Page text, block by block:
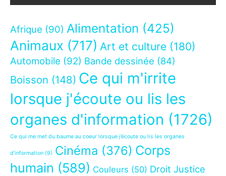
Afrique (90) Alimentation (425)
Animaux (717) Art et culture (180)
Automobile (92) Bande dessinée (84)
Boisson (148) Ce qui m'irrite
lorsque j'écoute ou lis les
organes d'information (1726)
Ce qui me met du baume au coeur lorsque j’écoute ou lis les organes
d’information (9) Cinéma (376) Corps
humain (589) Couleurs (50) Droit Justice